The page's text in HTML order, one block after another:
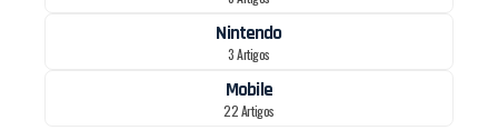
Nintendo
3 Artigos
Mobile
22 Artigos